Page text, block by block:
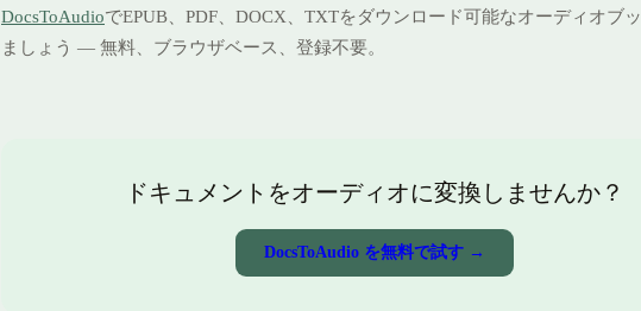
DocsToAudioでEPUB、PDF、DOCX、TXTをダウンロード可能なオーディオブ
ましょう — 無料、ブラウザベース、登録不要。
ドキュメントをオーディオに変換しませんか？
DocsToAudio を無料で試す →